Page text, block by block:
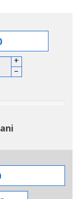
+
–
ani